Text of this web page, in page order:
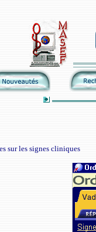
sur les signes cliniques